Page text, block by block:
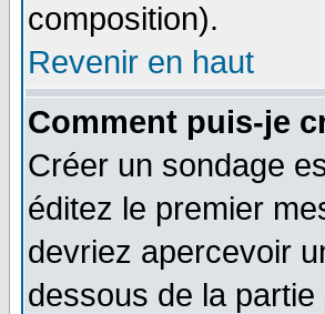
composition).
Revenir en haut
Comment puis-je
Créer un sondage
éditez le premier
devriez apercevoir
dessous de la partie